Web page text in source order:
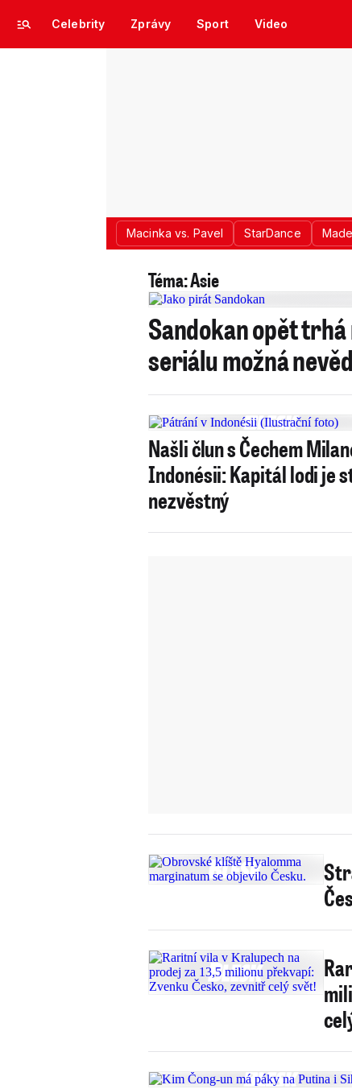
Celebrity Zprávy Sport Video
Macinka vs. Pavel StarDance
Téma: Asie
Sandokan opět
seriálu možná
Našli člun s Čechem
Indonésii: Kapitál lodi je
nezvěstný